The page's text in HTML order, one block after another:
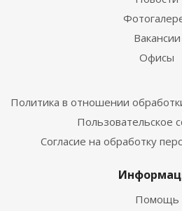
Вакансии
Офисы
Политика в отношении
Пользовательское
Согласие на обработку
Помощь